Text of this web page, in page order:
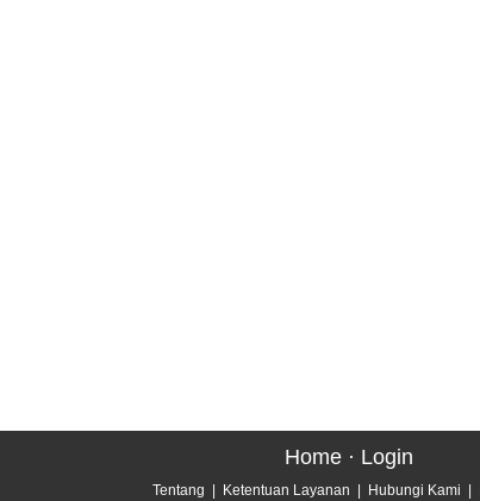
Home · Login
Tentang Ketentuan Layanan Hubungi Kami